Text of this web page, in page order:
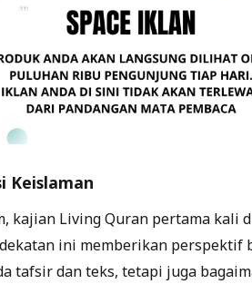
Keislaman
kajian Living Quran pertama kali
ini memberikan perspektif
tafsir dan teks, tetapi juga